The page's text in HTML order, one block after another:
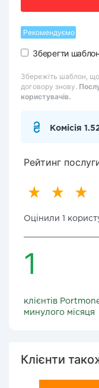
Рекомендуємо
Зберегти
Збережіть шаблон,
договору знову.
користувачів.
Комісія
Рейтинг
Оцінили 1
1
клієнтів
минулого місяця
Клієнти